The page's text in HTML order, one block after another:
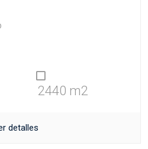
2440 m2
detalles